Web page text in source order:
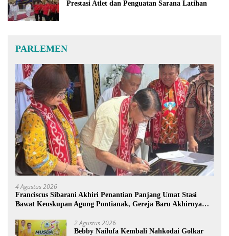
Prestasi Atlet dan Penguatan Sarana Latihan
PARLEMEN
4 Agustus 2026
Franciscus Sibarani Akhiri Penantian Panjang Umat Stasi
Bawat Keuskupan Agung Pontianak, Gereja Baru Akhirnya
2 Agustus 2026
Bebby Nailufa Kembali Nahkodai Golkar